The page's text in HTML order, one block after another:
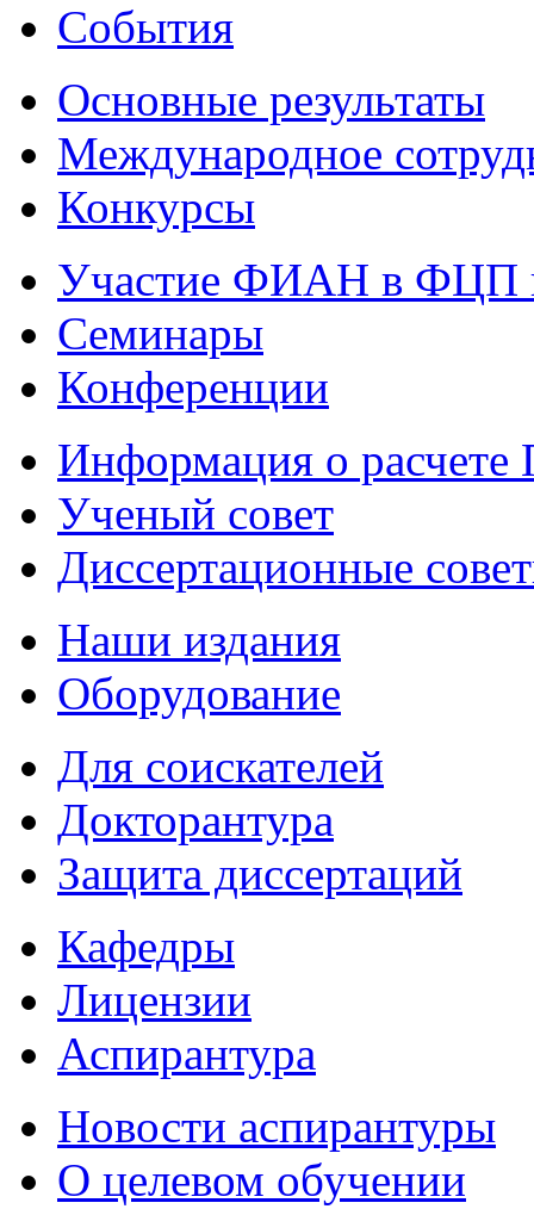
События
Основные результаты
Международное
Конкурсы
Участие ФИАН в ФЦП
Семинары
Конференции
Информация о
Ученый совет
Диссертационные
Наши издания
Оборудование
Для соискателей
Докторантура
Защита диссертаций
Кафедры
Лицензии
Аспирантура
Новости аспирантуры
О целевом обучении